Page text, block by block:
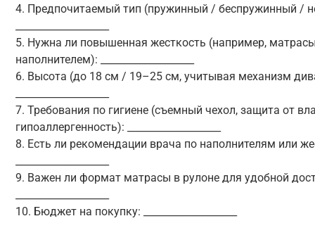
4. Предпочитаемый тип (пружинный / беспружинный /
5. Нужна ли повышенная жесткость (например,
наполнителем): ___________________
6. Высота (до 18 см / 19–25 см, учитывая механизм
7. Требования по гигиене (съемный чехол, защита от
гипоаллергенность): ___________________
8. Есть ли рекомендации врача по наполнителям или
9. Важен ли формат матрасы в рулоне для удобной
10. Бюджет на покупку: ___________________